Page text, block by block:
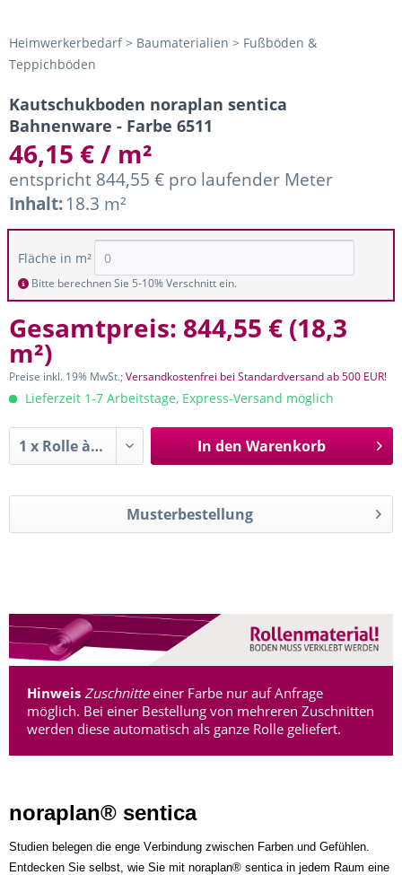
Heimwerkerbedarf > Baumaterialien > Fußböden &
Teppichböden
Kautschukboden noraplan sentica
Bahnenware - Farbe 6511
46,15 € / m²
entspricht 844,55 € pro laufender Meter
Inhalt:18.3 m²
Fläche in m²
Bitte berechnen Sie 5-10% Verschnitt ein.
Gesamtpreis: 844,55 € (18,3
m²)
Preise inkl. 19% MwSt.;Versandkostenfrei bei Standardversand ab 500 EUR!
Lieferzeit 1-7 Arbeitstage, Express-Versand möglich
In den Warenkorb
Musterbestellung
Hinweis Zuschnitteeiner Farbe nur auf Anfrage
möglich. Bei einer Bestellung von mehreren Zuschnitten
werden diese automatisch als ganze Rolle geliefert.
noraplan® sentica
Studien belegen die enge Verbindung zwischen Farben und Gefühlen.
Entdecken Sie selbst, wie Sie mit noraplan® sentica in jedem Raum eine